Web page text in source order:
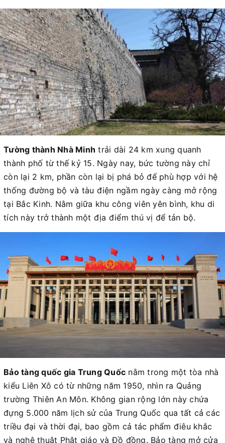
Tường thành Nhà Minh trải dài 24 km xung quanh
thành phố từ thế kỷ 15. Ngày nay, bức tường này chỉ
còn lại 2 km, phần còn lại bị phá bỏ để phù hợp với hệ
thống đường bộ và tàu điện ngầm ngày càng mở rộng
tại Bắc Kinh. Nằm giữa khu công viên yên bình, khu di
tích này trở thành một địa điểm thú vị để tản bộ.
Bảo tàng quốc gia Trung Quốc nằm trong một tòa nhà
kiểu Liên Xô có từ những năm 1950, nhìn ra Quảng
trường Thiên An Môn. Không gian rộng lớn này chứa
đựng 5.000 năm lịch sử của Trung Quốc qua tất cả các
triều đại và thời đại, bao gồm cả tác phẩm điêu khắc
và nghệ thuật Phật giáo và Đồ đồng. Bảo tàng mở cửa